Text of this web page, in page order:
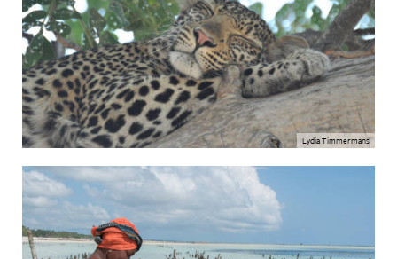
Lydia Timmermans